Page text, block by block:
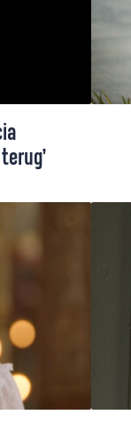
helpt
en
zegt
Ze
keek ik